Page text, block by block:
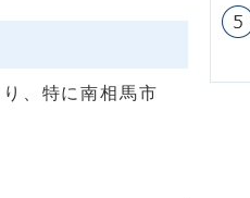
、特に南相馬市